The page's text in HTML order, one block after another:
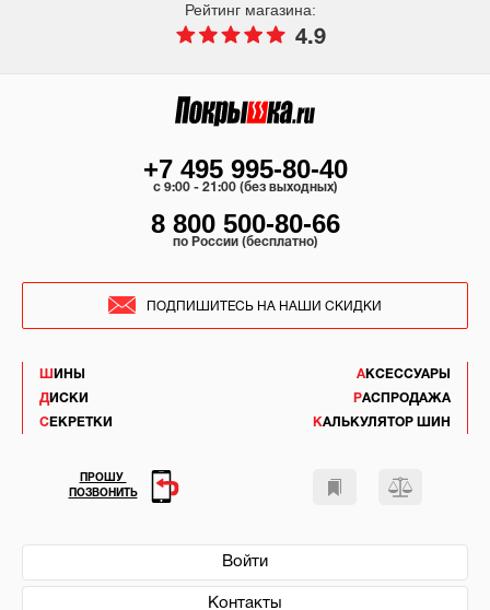
Рейтинг магазина:
4.9
ШИНЫ
ДИСКИ
СЕКРЕТКИ
АКСЕССУАРЫ
РАСПРОДАЖА
КАЛЬКУЛЯТОР ШИН
Войти
Контакты
+7 495 995-80-40
c 9:00 - 21:00 (без выходных)
8 800 500-80-66
по России (бесплатно)
ПОДПИШИТЕСЬ НА НАШИ СКИДКИ
ПРОШУ
ПОЗВОНИТЬ